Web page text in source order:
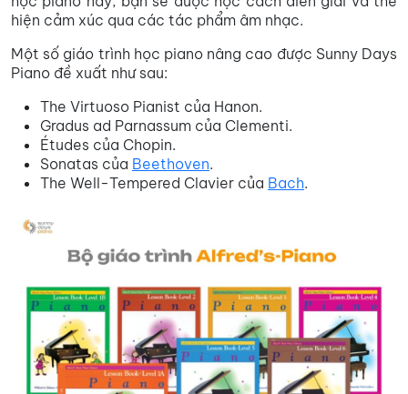
hiện cảm xúc qua các tác phẩm âm nhạc.
Một số giáo trình học piano nâng cao được Sunny Days
Piano đề xuất như sau:
The Virtuoso Pianist của Hanon.
Gradus ad Parnassum của Clementi.
Études của Chopin.
Sonatas của Beethoven.
The Well-Tempered Clavier của Bach.